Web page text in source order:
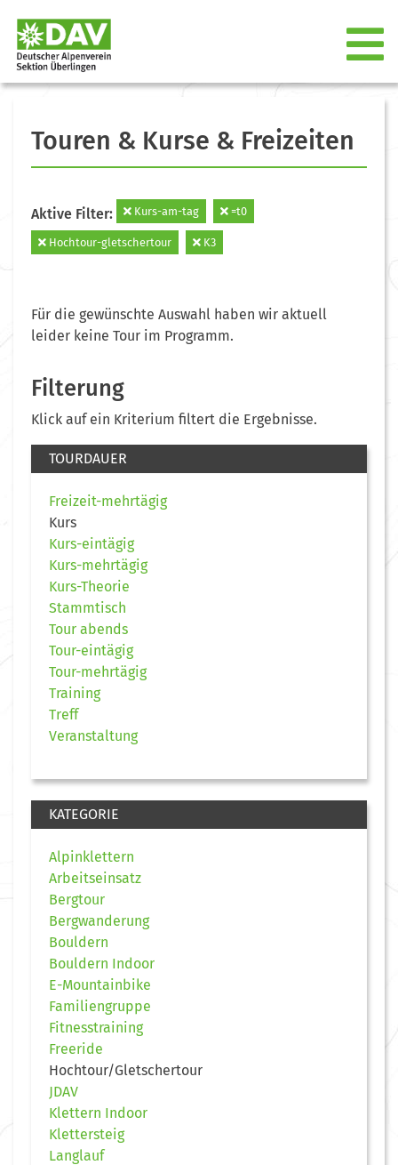
Touren & Kurse & Freizeiten
Aktive Filter: Kurs-am-tag =t0
Hochtour-gletschertour K3
Für die gewünschte Auswahl haben wir aktuell
leider keine Tour im Programm.
Filterung
Klick auf ein Kriterium filtert die Ergebnisse.
TOURDAUER
Freizeit-mehrtägig
Kurs
Kurs-eintägig
Kurs-mehrtägig
Kurs-Theorie
Stammtisch
Tour abends
Tour-eintägig
Tour-mehrtägig
Training
Treff
Veranstaltung
KATEGORIE
Alpinklettern
Arbeitseinsatz
Bergtour
Bergwanderung
Bouldern
Bouldern Indoor
E-Mountainbike
Familiengruppe
Fitnesstraining
Freeride
Hochtour/Gletschertour
JDAV
Klettern Indoor
Klettersteig
Langlauf